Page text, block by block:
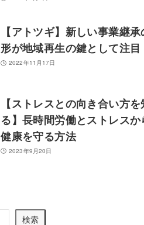
【アトツギ】新しい事業継承
形が地域再生の鍵として注目
2022年11月17日
【ストレスとの向き合い方を
る】長時間労働とストレスか
健康を守る方法
2023年9月20日
検索